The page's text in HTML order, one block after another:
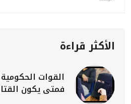
الأكثر قراءة
القوات
فمتى يكون